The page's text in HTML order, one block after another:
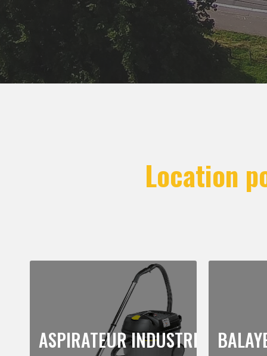
Location
ASPIRATEUR INDUSTRIEL